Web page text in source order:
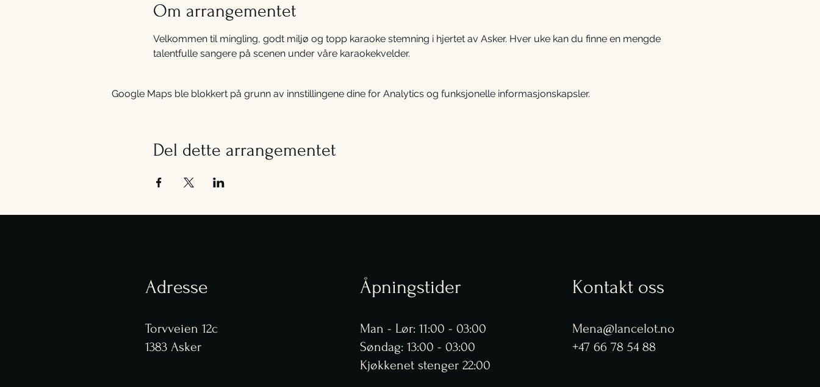
Om arrangementet
Velkommen til mingling, godt miljø og topp karaoke stemning i hjertet av Asker. Hver uke kan du finne en mengde
talentfulle sangere på scenen under våre karaokekvelder.
Google Maps ble blokkert på grunn av innstillingene dine for Analytics og funksjonelle informasjonskapsler.
Del dette arrangementet
Adresse
Torvveien 12c
1383 Asker
Åpningstider
Man - Lør: 11:00 - 03:00
​​Søndag: 13:00 - 03:00
Kjøkkenet stenger 22:00
Kontakt oss
Mena@lancelot.no
+47 66 78 54 88